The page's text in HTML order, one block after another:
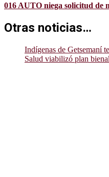
016 AUTO niega solicitud de
Otras noticias…
Indígenas de Getsemaní
Salud viabilizó plan